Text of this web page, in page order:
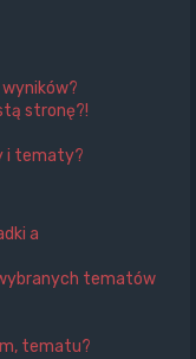
stronę?!
i tematy?
a
wybranych tematów
tematu?